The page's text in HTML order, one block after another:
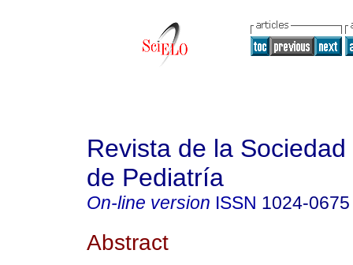
Revista de la
de Pediatría
On-line version ISSN 1024-0675
Abstract